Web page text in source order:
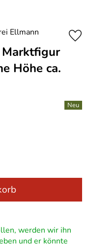
Höhe ca.
werden wir ihn
und er könnte